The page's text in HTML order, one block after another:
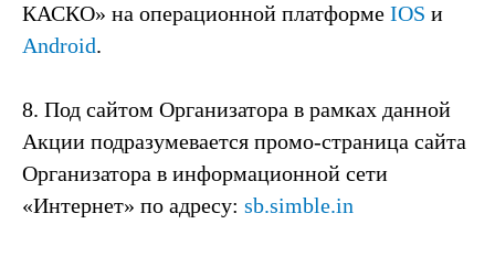
КАСКО» на операционной платформе IOS и
Android.
8. Под сайтом Организатора в рамках данной
Акции подразумевается промо-страница сайта
Организатора в информационной сети
«Интернет» по адресу: sb.simble.in